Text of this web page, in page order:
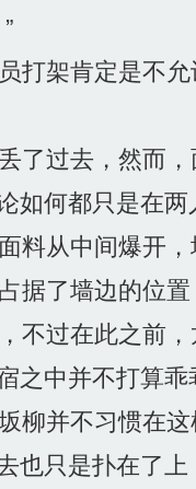
架肯定是不
过去，然而
何都只是在
从中间爆开，
了墙边的位置
过在此之前
中并不打算乖
并不习惯在
只是扑在了上